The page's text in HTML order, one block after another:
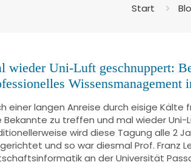
Start
wieder Uni-Luft geschnuppert:
Wissensmanagement
einer langen Anreise durch eisige
Bekannte zu treffen und mal wieder Uni-
wird diese Tagung alle 2
und so war diesmal Prof. Franz
an der Universität